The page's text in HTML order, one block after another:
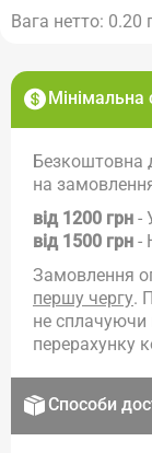
Безкоштовна
на
від 1200 грн -
від 1500 грн -
Замовлення
першу чергу.
не сплачуючи
перерахунку
Способи
Вага нетто: 0.20